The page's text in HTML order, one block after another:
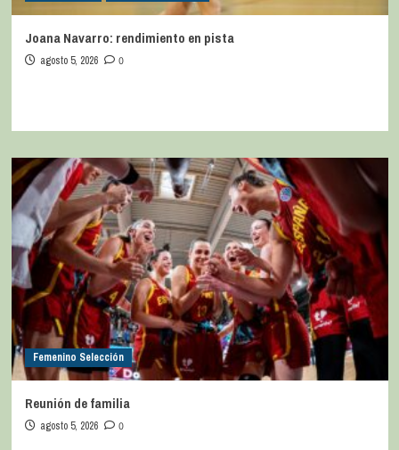
Joana Navarro: rendimiento en pista
agosto 5, 2026 0
Femenino Selección
Reunión de familia
agosto 5, 2026 0